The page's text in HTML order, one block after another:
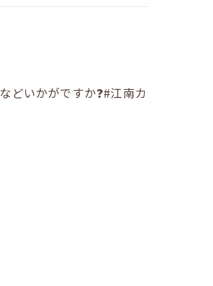
どいかがですか❓️#江南カ